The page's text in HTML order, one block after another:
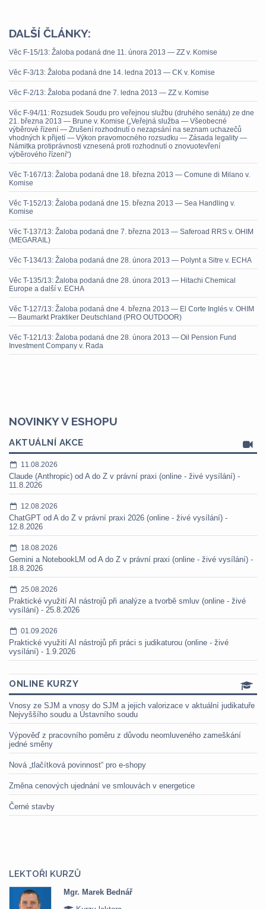
DALŠÍ ČLÁNKY:
Věc F-15/13: Žaloba podaná dne 11. února 2013 — ZZ v. Komise
Věc F-3/13: Žaloba podaná dne 14. ledna 2013 — CK v. Komise
Věc F-2/13: Žaloba podaná dne 7. ledna 2013 — ZZ v. Komise
Věc F-94/11: Rozsudek Soudu pro veřejnou službu (druhého senátu) ze dne
21. března 2013 — Brune v. Komise („Veřejná služba — Všeobecné
výběrové řízení — Zrušení rozhodnutí o nezapsání na seznam uchazečů
vhodných k přijetí — Výkon pravomocného rozsudku — Zásada legality —
Námitka protiprávnosti vznesená proti rozhodnutí o znovuotevření
výběrového řízení“)
Věc T-167/13: Žaloba podaná dne 18. března 2013 — Comune di Milano v.
Komise
Věc T-152/13: Žaloba podaná dne 15. března 2013 — Sea Handling v.
Komise
Věc T-137/13: Žaloba podaná dne 7. března 2013 — Saferoad RRS v. OHIM
(MEGARAIL)
Věc T-134/13: Žaloba podaná dne 28. února 2013 — Polynt a Sitre v. ECHA
Věc T-135/13: Žaloba podaná dne 28. února 2013 — Hitachi Chemical
Europe a další v. ECHA
Věc T-127/13: Žaloba podaná dne 4. března 2013 — El Corte Inglés v. OHIM
— Baumarkt Praktiker Deutschland (PRO OUTDOOR)
Věc T-121/13: Žaloba podaná dne 28. února 2013 — Oil Pension Fund
Investment Company v. Rada
NOVINKY V ESHOPU
AKTUÁLNÍ AKCE
11.08.2026
Claude (Anthropic) od A do Z v právní praxi (online - živé vysílání) -
11.8.2026
12.08.2026
ChatGPT od A do Z v právní praxi 2026 (online - živé vysílání) -
12.8.2026
18.08.2026
Gemini a NotebookLM od A do Z v právní praxi (online - živé vysílání) -
18.8.2026
25.08.2026
Praktické využití AI nástrojů při analýze a tvorbě smluv (online - živé
vysílání) - 25.8.2026
01.09.2026
Praktické využití AI nástrojů při práci s judikaturou (online - živé
vysílání) - 1.9.2026
ONLINE KURZY
Vnosy ze SJM a vnosy do SJM a jejich valorizace v aktuální judikatuře
Nejvyššího soudu a Ústavního soudu
Výpověď z pracovního poměru z důvodu neomluveného zameškání
jedné směny
Nová „tlačítková povinnost“ pro e-shopy
Změna cenových ujednání ve smlouvách v energetice
Černé stavby
LEKTOŘI KURZŮ
Mgr. Marek Bednář